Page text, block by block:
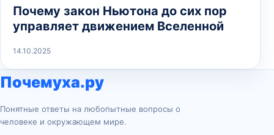
Почему закон Ньютона до сих пор
управляет движением Вселенной
14.10.2025
Почемуха.ру
Понятные ответы на любопытные вопросы о
человеке и окружающем мире.